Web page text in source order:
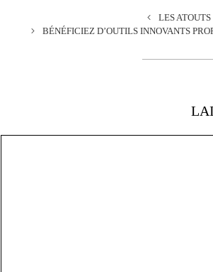
LES
BÉNÉFICIEZ D’OUTILS INNOVANTS